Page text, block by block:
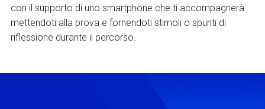
con il supporto di uno smartphone che ti accompagnerà
mettendoti alla prova e fornendoti stimoli o spunti di
riflessione durante il percorso.